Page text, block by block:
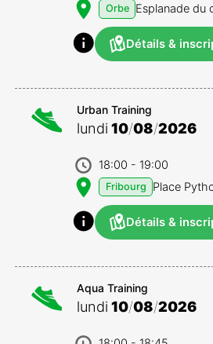
Orbe Esplanade du
Détails &
Urban Training
lundi 10/08/2026
18:00 - 19:00
Fribourg Place
Détails &
Aqua Training
lundi 10/08/2026